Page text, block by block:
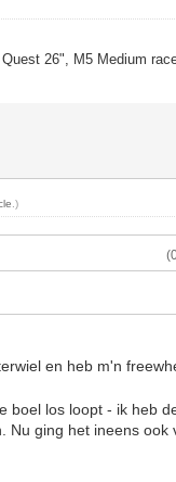
26", M5 Medium
.)
en heb m'n
boel los loopt - ik heb
Nu ging het ineens ook